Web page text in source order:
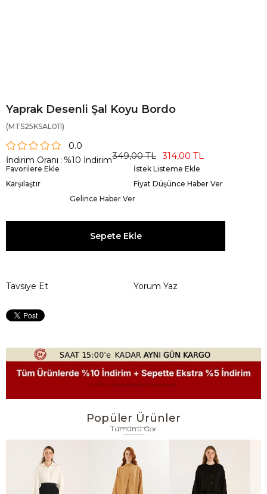
Yaprak Desenli Şal Koyu Bordo
(MTS25KSAL011)
0.0
İndirim Oranı : %10 İndirim349,00 TL 314,00 TL
Favorilere Ekle
İstek Listeme Ekle
Karşılaştır
Fiyat Düşünce Haber Ver
Gelince Haber Ver
Tavsiye Et Yorum Yaz
Popüler Ürünler
Tümünü Gör